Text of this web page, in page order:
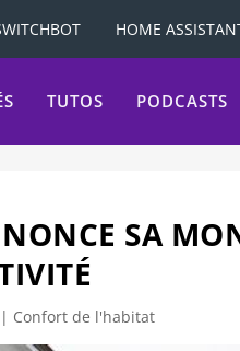
HOME
TUTOS PODCASTS
SA
Confort de l'habitat